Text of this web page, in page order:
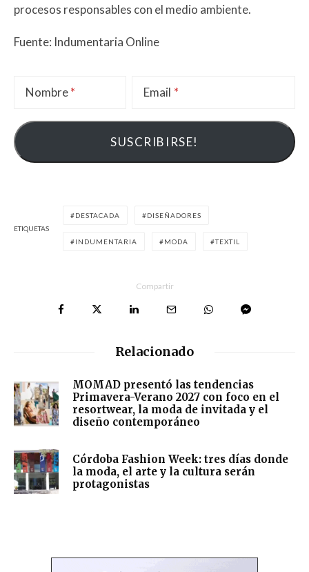
procesos responsables con el medio ambiente.
Fuente: Indumentaria Online
Nombre Email
ETIQUETAS
DESTACADA DISEÑADORES
INDUMENTARIA MODA TEXTIL
Compartir
Relacionado
MOMAD presentó las tendencias
Primavera-Verano 2027 con foco en el
resortwear, la moda de invitada y el
diseño contemporáneo
Córdoba Fashion Week: tres días donde
la moda, el arte y la cultura serán
protagonistas